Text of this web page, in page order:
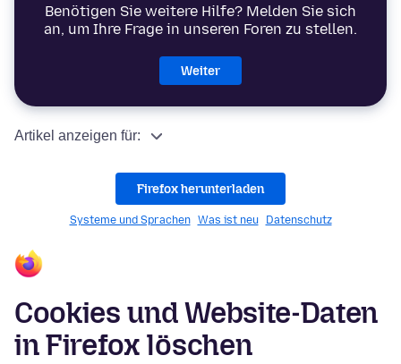
Benötigen Sie weitere Hilfe? Melden Sie sich
an, um Ihre Frage in unseren Foren zu stellen.
Weiter
Artikel anzeigen für:
Firefox herunterladen
Systeme und Sprachen Was ist neu Datenschutz
Cookies und Website-Daten
in Firefox löschen